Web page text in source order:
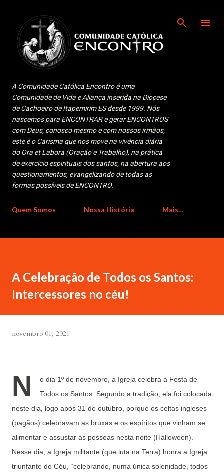
A Comunidade Católica Encontro é uma
Comunidade de Vida e Aliança inserida na Diocese
de Cachoeiro de Itapemirim ES desde 1999. Nós
nascemos para ENCONTRAR e gerar ENCONTROS
com Deus, conosco mesmo e com nossos irmãos,
este é o Carisma que nos move na vivência diária
do Ora et Labora (Oração e Trabalho), na prática
de exercício espirituais dos santos, na abertura aos
questionamentos, evangelizando de todas as
formas possíveis de ENCONTRO.
Quem Somos Nossa História Mais…
A Celebração de Todos os Santos:
Intercessores no céu!
novembro 01, 2021
N
o dia 1º de novembro, a Igreja celebra a Festa de
Todos os Santos. Segundo a tradição, ela foi colocada
neste dia, logo após 31 de outubro, porque os celtas ingleses
(pagãos) celebravam as bruxas e os espíritos que vinham se
alimentar e assustar as pessoas nesta noite (Halloween).
Nesse dia, a Igreja militante (que luta na Terra) honra a Igreja
triunfante do Céu, “celebrando, numa única solenidade, todos